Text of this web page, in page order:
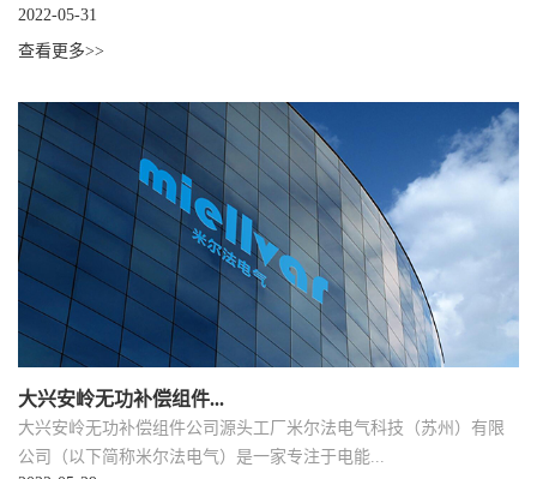
2022-05-31
查看更多>>
大兴安岭无功补偿组件...
大兴安岭无功补偿组件公司源头工厂米尔法电气科技（苏州）有限
公司（以下简称米尔法电气）是一家专注于电能...